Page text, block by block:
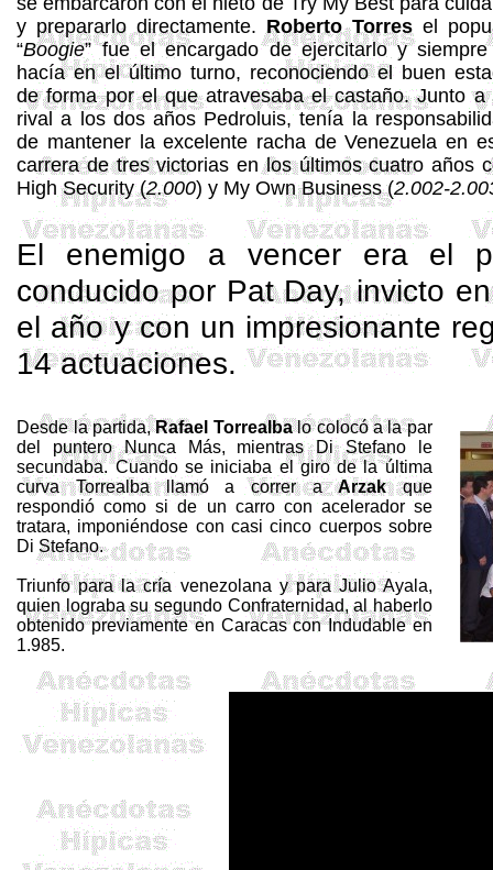
y prepararlo directamente. Roberto Torresel
“Boogie” fue el encargado de ejercitarlo y
hacía en el último turno, reconociendo el buen
de forma por el que atravesaba el castaño. Junto a
rival a los dos años Pedroluis, tenía la
de mantener la excelente racha de Venezuela en
carrera de tres victorias en los últimos cuatro años
High Security(2.000) y My Own Business(2.002-
El enemigo a vencer era el
conducido por Pat Day, invicto
el año y con un impresionante
14 actuaciones.
Desde la partida,Rafael Torrealbalo colocó a la par
del puntero Nunca Más, mientras DiStefano le
secundaba. Cuando se iniciaba el giro de la última
curvaTorrealballamó a correr aArzakque
respondió como si de un carro con acelerador se
tratara, imponiéndose con casi cinco cuerpos sobre
Di Stefano.
Triunfo para la cría venezolana y para Julio Ayala,
quien lograba su segundo Confraternidad, al haberlo
obtenido previamente en Caracas con Indudable en
1.985.